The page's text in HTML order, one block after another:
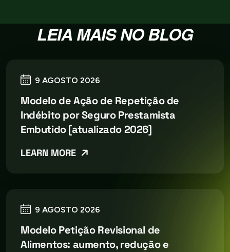
LEIA MAIS NO BLOG
9 AGOSTO 2026
Modelo de Ação de Repetição de
Indébito por Seguro Prestamista
Embutido [atualizado 2026]
LEARN MORE
9 AGOSTO 2026
Modelo Petição Revisional de
Alimentos: aumento, redução e